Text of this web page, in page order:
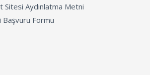
Aydınlatma Metni
Formu